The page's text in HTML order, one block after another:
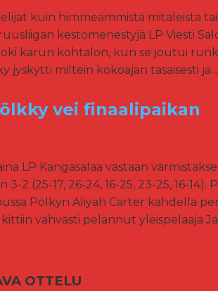
kuin himmeämmistä mitaleista
kestomenestyjä LP Viesti
karun kohtalon, kun se joutui
jyskytti miltein kokoajan tasaisesti ja...
vei finaalipaikan
LP Kangasalaa vastaan
(25-17, 26-24, 16-25, 23-25, 16-
Pölkyn Aliyah Carter kahdella
vahvasti pelannut yleispelaaja
OTTELU